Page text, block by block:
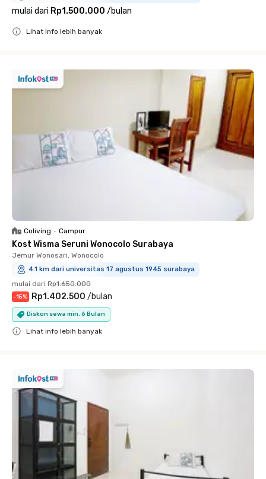
mulai dari Rp1.500.000 /bulan
Lihat info lebih banyak
Coliving • Campur
Kost Wisma Seruni Wonocolo Surabaya
Jemur Wonosari, Wonocolo
4.1 km dari universitas 17 agustus 1945 surabaya
mulai dari Rp1.650.000
-15% Rp1.402.500 /bulan
Diskon sewa min. 6 Bulan
Lihat info lebih banyak